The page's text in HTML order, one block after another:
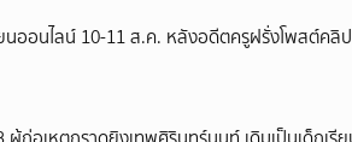
นออนไลน์ 10-11 ส.ค. หลังอดีตครูฝรั่งโพสต์คลิ